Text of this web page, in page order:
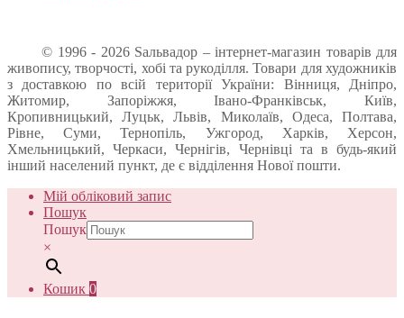
© 1996 - 2026 Sальвадор – інтернет-магазин товарів для
живопису, творчості, хобі та рукоділля. Товари для художників
з доставкою по всій території України: Вінниця, Дніпро,
Житомир, Запоріжжя, Івано-Франківськ, Київ,
Кропивницький, Луцьк, Львів, Миколаїв, Одеса, Полтава,
Рівне, Суми, Тернопіль, Ужгород, Харків, Херсон,
Хмельницький, Черкаси, Чернігів, Чернівці та в будь-який
інший населений пункт, де є відділення Нової пошти.
Мій обліковий запис
Пошук
Пошук
×
Кошик 0